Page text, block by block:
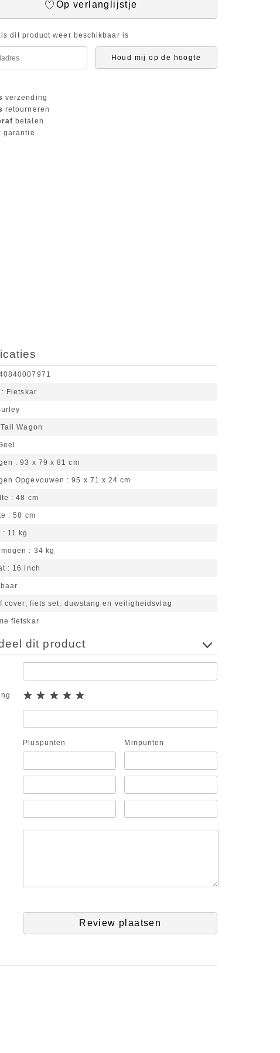
Op verlanglijstje
dit product weer beschikbaar is
Houd mij op de hoogte
verzending
retourneren
betalen
garantie
Fietskar
Tail Wagon
93 x 79 x 81 cm
Opgevouwen 95 x 71 x 24 cm
48 cm
58 cm
11 kg
34 kg
16 inch
cover, fiets set, duwstang en veiligheidsvlag
fietskar
dit product
Pluspunten Minpunten
Review plaatsen